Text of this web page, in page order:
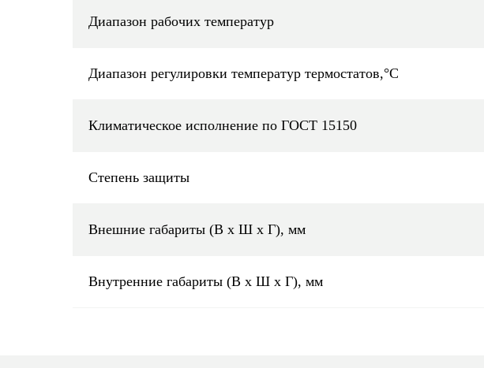
Диапазон рабочих температур
Диапазон регулировки температур термостатов,°C
Климатическое исполнение по ГОСТ 15150
Степень защиты
Внешние габариты (В х Ш х Г), мм
Внутренние габариты (В х Ш х Г), мм